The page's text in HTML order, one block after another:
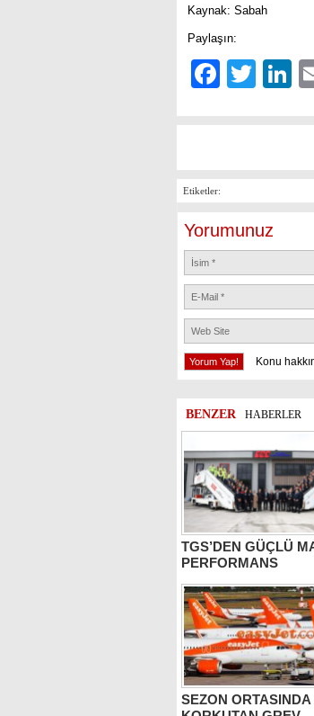
Kaynak: Sabah
Paylaşın:
Etiketler:
Yorumunuz
Konu
BENZER HABERLER
TGS’DEN GÜÇLÜ
PERFORMANS
SEZON ORTASINDA